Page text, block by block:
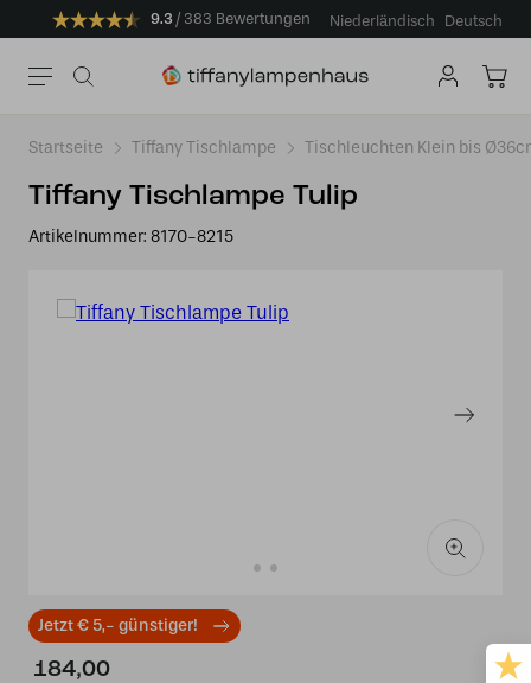
9.3 383 Bewertungen Niederländisch Deutsch
Startseite Tiffany Tischlampe Tischleuchten Klein bis
Tiffany Tischlampe Tulip
Artikelnummer: 8170-8215
Jetzt € 5,- günstiger!
184,00